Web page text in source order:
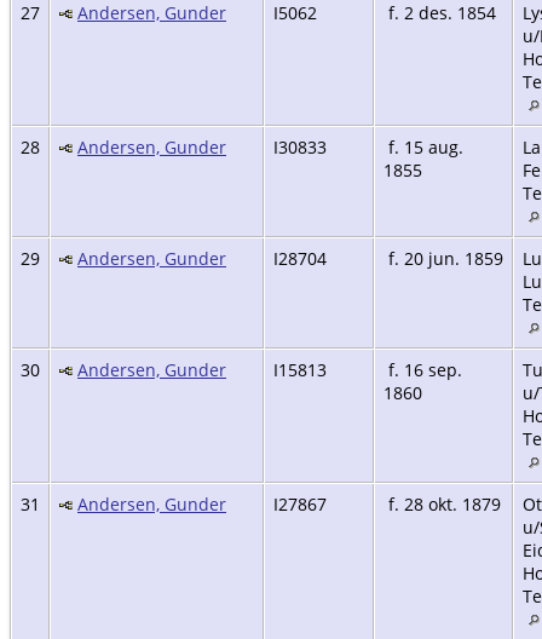
27 Andersen, Gunder I5062 f. 2 des. 1854
28 Andersen, Gunder I30833
f. 15 aug.
1855
29 Andersen, Gunder I28704 f. 20 jun. 1859
30 Andersen, Gunder I15813
f. 16 sep.
1860
31 Andersen, Gunder I27867 f. 28 okt. 1879
u/